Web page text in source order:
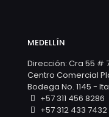
MEDELLÍN
Dirección: Cra 55 #
Centro Comercial
Bodega No. 1145 -
+57 311 456 8286
+57 312 433 7432